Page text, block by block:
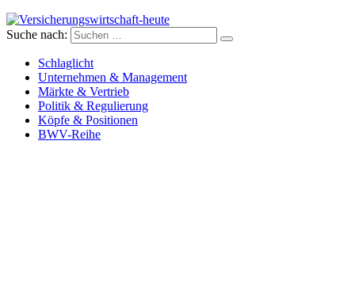
Versicherungswirtschaft-heute
Suche nach:
Schlaglicht
Unternehmen & Management
Märkte & Vertrieb
Politik & Regulierung
Köpfe & Positionen
BWV-Reihe